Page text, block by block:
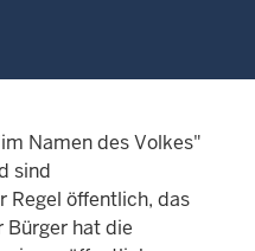
Namen des Volkes"
sind
Regel öffentlich, das
Bürger hat die